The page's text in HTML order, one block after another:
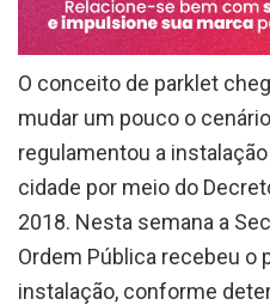
O conceito de parklet
mudar um pouco o
regulamentou a
cidade por meio do
2018. Nesta semana a
Ordem Pública recebeu o
instalação, conforme